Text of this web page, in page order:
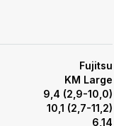
Fujitsu
KM Large
9,4 (2,9-10,0)
10,1 (2,7-11,2)
6,14